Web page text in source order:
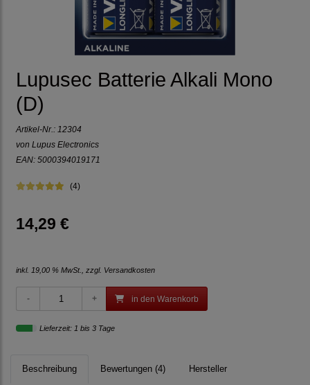
Lupusec Batterie Alkali Mono
(D)
Artikel-Nr.: 12304
von Lupus Electronics
EAN: 5000394019171
(4)
14,29 €
inkl. 19,00 % MwSt., zzgl. Versandkosten
in den Warenkorb
Lieferzeit: 1 bis 3 Tage
Beschreibung Bewertungen (4) Hersteller